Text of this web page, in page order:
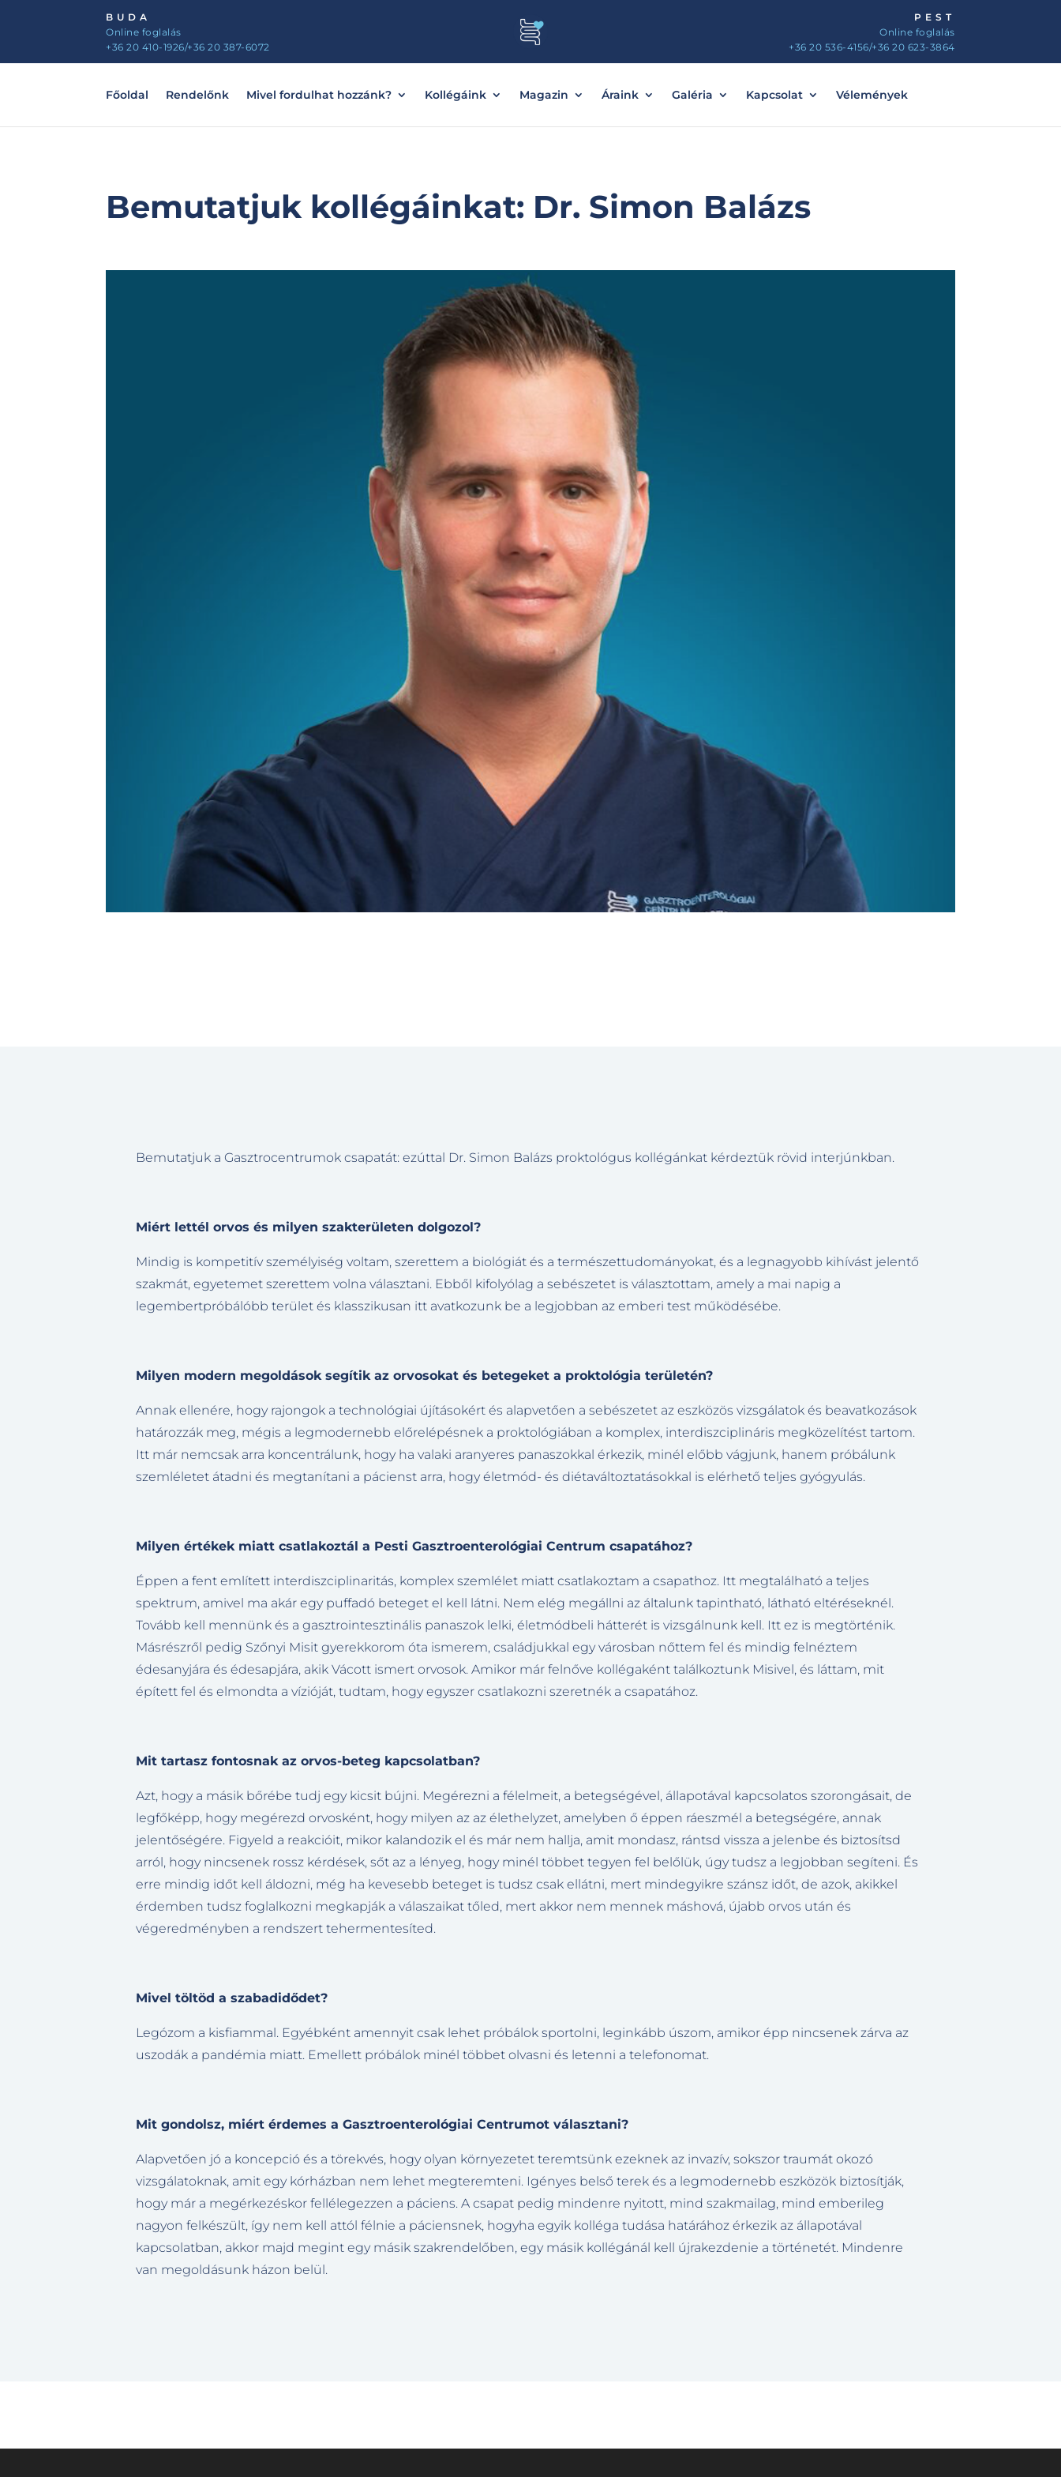
BUDA
Online foglalás
+36 20 410-1926/+36 20 387-6072
PEST
Online foglalás
+36 20 536-4156/+36 20 623-3864
Főoldal Rendelőnk Mivel fordulhat hozzánk? Kollégáink Magazin Áraink Galéria Kapcsolat Vélemények
Bemutatjuk kollégáinkat: Dr. Simon Balázs
Bemutatjuk a Gasztrocentrumok csapatát: ezúttal Dr. Simon Balázs proktológus kollégánkat kérdeztük rövid interjúnkban.
Miért lettél orvos és milyen szakterületen dolgozol?
Mindig is kompetitív személyiség voltam, szerettem a biológiát és a természettudományokat, és a legnagyobb kihívást jelentő
szakmát, egyetemet szerettem volna választani. Ebből kifolyólag a sebészetet is választottam, amely a mai napig a
legembertpróbálóbb terület és klasszikusan itt avatkozunk be a legjobban az emberi test működésébe.
Milyen modern megoldások segítik az orvosokat és betegeket a proktológia területén?
Annak ellenére, hogy rajongok a technológiai újításokért és alapvetően a sebészetet az eszközös vizsgálatok és beavatkozások
határozzák meg, mégis a legmodernebb előrelépésnek a proktológiában a komplex, interdiszciplináris megközelítést tartom.
Itt már nemcsak arra koncentrálunk, hogy ha valaki aranyeres panaszokkal érkezik, minél előbb vágjunk, hanem próbálunk
szemléletet átadni és megtanítani a pácienst arra, hogy életmód- és diétaváltoztatásokkal is elérhető teljes gyógyulás.
Milyen értékek miatt csatlakoztál a Pesti Gasztroenterológiai Centrum csapatához?
Éppen a fent említett interdiszciplinaritás, komplex szemlélet miatt csatlakoztam a csapathoz. Itt megtalálható a teljes
spektrum, amivel ma akár egy puffadó beteget el kell látni. Nem elég megállni az általunk tapintható, látható eltéréseknél.
Tovább kell mennünk és a gasztrointesztinális panaszok lelki, életmódbeli hátterét is vizsgálnunk kell. Itt ez is megtörténik.
Másrészről pedig Szőnyi Misit gyerekkorom óta ismerem, családjukkal egy városban nőttem fel és mindig felnéztem
édesanyjára és édesapjára, akik Vácott ismert orvosok. Amikor már felnőve kollégaként találkoztunk Misivel, és láttam, mit
épített fel és elmondta a vízióját, tudtam, hogy egyszer csatlakozni szeretnék a csapatához.
Mit tartasz fontosnak az orvos-beteg kapcsolatban?
Azt, hogy a másik bőrébe tudj egy kicsit bújni. Megérezni a félelmeit, a betegségével, állapotával kapcsolatos szorongásait, de
legfőképp, hogy megérezd orvosként, hogy milyen az az élethelyzet, amelyben ő éppen ráeszmél a betegségére, annak
jelentőségére. Figyeld a reakcióit, mikor kalandozik el és már nem hallja, amit mondasz, rántsd vissza a jelenbe és biztosítsd
arról, hogy nincsenek rossz kérdések, sőt az a lényeg, hogy minél többet tegyen fel belőlük, úgy tudsz a legjobban segíteni. És
erre mindig időt kell áldozni, még ha kevesebb beteget is tudsz csak ellátni, mert mindegyikre szánsz időt, de azok, akikkel
érdemben tudsz foglalkozni megkapják a válaszaikat tőled, mert akkor nem mennek máshová, újabb orvos után és
végeredményben a rendszert tehermentesíted.
Mivel töltöd a szabadidődet?
Legózom a kisfiammal. Egyébként amennyit csak lehet próbálok sportolni, leginkább úszom, amikor épp nincsenek zárva az
uszodák a pandémia miatt. Emellett próbálok minél többet olvasni és letenni a telefonomat.
Mit gondolsz, miért érdemes a Gasztroenterológiai Centrumot választani?
Alapvetően jó a koncepció és a törekvés, hogy olyan környezetet teremtsünk ezeknek az invazív, sokszor traumát okozó
vizsgálatoknak, amit egy kórházban nem lehet megteremteni. Igényes belső terek és a legmodernebb eszközök biztosítják,
hogy már a megérkezéskor fellélegezzen a páciens. A csapat pedig mindenre nyitott, mind szakmailag, mind emberileg
nagyon felkészült, így nem kell attól félnie a páciensnek, hogyha egyik kolléga tudása határához érkezik az állapotával
kapcsolatban, akkor majd megint egy másik szakrendelőben, egy másik kollégánál kell újrakezdenie a történetét. Mindenre
van megoldásunk házon belül.